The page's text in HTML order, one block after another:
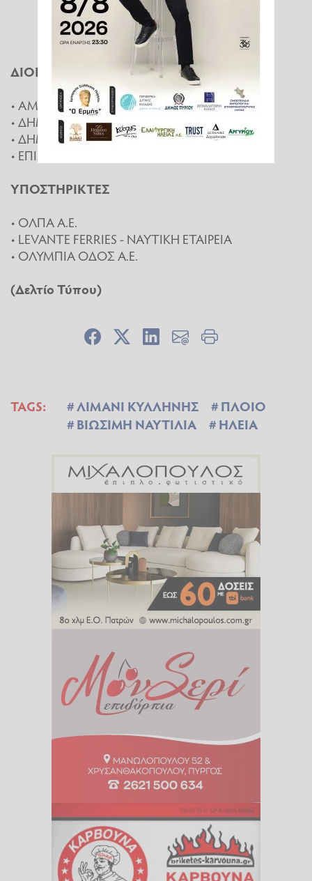
ΔΙΟΡΓΑΝΩΤΕΣ
• ΑΜΚΕ ROUTELAB
• ΔΗΜΟΣ ΑΝΔΡΑΒΙΔΑΣ – ΚΥΛΛΗΝΗΣ
• ΔΗΜΟΤΙΚΟ ΛΙΜΕΝΙΚΟ ΤΑΜΕΙΟ ΚΥΛΛΗΝΗΣ
• ΕΠΙΜΕΛΗΤΗΡΙΟ ΗΛΕΙΑΣ
ΥΠΟΣΤΗΡΙΚΤΕΣ
• ΟΛΠΑ Α.Ε.
• LEVANTE FERRIES - ΝΑΥΤΙΚΗ ΕΤΑΙΡΕΙΑ
• ΟΛΥΜΠΙΑ ΟΔΟΣ Α.Ε.
(Δελτίο Τύπου)
TAGS: ΛΙΜΑΝΙ ΚΥΛΛΗΝΗΣ
ΠΛΟΙΟ
ΒΙΩΣΙΜΗ ΝΑΥΤΙΛΙΑ
ΗΛΕΙΑ